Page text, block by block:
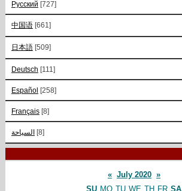
Русский [727]
中国语 [661]
日本語 [509]
Deutsch [111]
Español [258]
Français [8]
السياحة [8]
« July 2020 »
SU MO TU WE TH FR SA